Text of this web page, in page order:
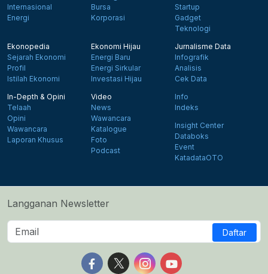
Internasional
Energi
Bursa
Korporasi
Startup
Gadget
Teknologi
Ekonopedia
Sejarah Ekonomi
Profil
Istilah Ekonomi
Ekonomi Hijau
Energi Baru
Energi Sirkular
Investasi Hijau
Jurnalisme Data
Infografik
Analisis
Cek Data
In-Depth & Opini
Telaah
Opini
Wawancara
Laporan Khusus
Video
News
Wawancara
Katalogue
Foto
Podcast
Info
Indeks
Insight Center
Databoks
Event
KatadataOTO
Langganan Newsletter
Daftar
Follow us on Facebook
Follow us on X
Follow us on Instagram
Follow us on